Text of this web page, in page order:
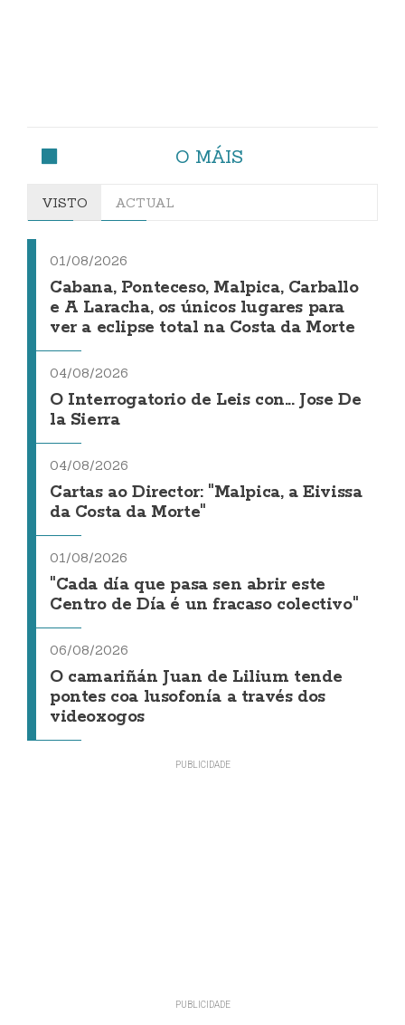
O MÁIS
VISTO ACTUAL
01/08/2026
Cabana, Ponteceso, Malpica, Carballo
e A Laracha, os únicos lugares para
ver a eclipse total na Costa da Morte
04/08/2026
O Interrogatorio de Leis con... Jose De
la Sierra
04/08/2026
Cartas ao Director: "Malpica, a Eivissa
da Costa da Morte"
01/08/2026
"Cada día que pasa sen abrir este
Centro de Día é un fracaso colectivo"
06/08/2026
O camariñán Juan de Lilium tende
pontes coa lusofonía a través dos
videoxogos